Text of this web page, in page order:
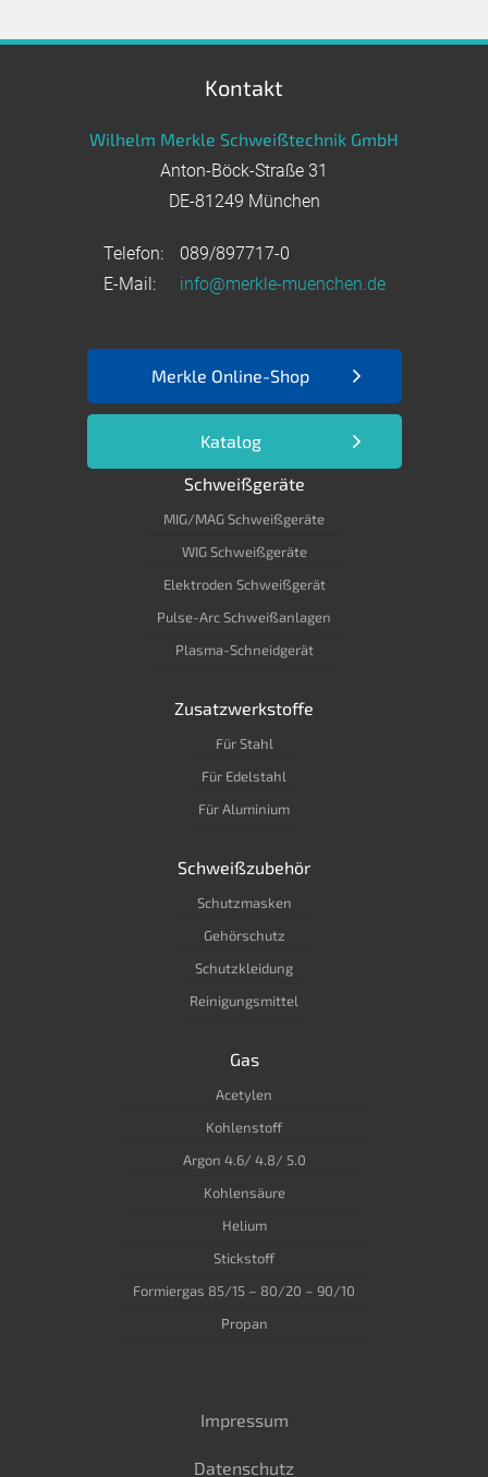
Kontakt
Wilhelm Merkle Schweißtechnik GmbH
Anton-Böck-Straße 31
DE-81249 München
Telefon:
089/897717-0
E-Mail:
info@merkle-muenchen.de
Merkle Online-Shop
Katalog
Schweißgeräte
MIG/MAG Schweißgeräte
WIG Schweißgeräte
Elektroden Schweißgerät
Pulse-Arc Schweißanlagen
Plasma-Schneidgerät
Zusatzwerkstoffe
Für Stahl
Für Edelstahl
Für Aluminium
Schweißzubehör
Schutzmasken
Gehörschutz
Schutzkleidung
Reinigungsmittel
Gas
Acetylen
Kohlenstoff
Argon 4.6/ 4.8/ 5.0
Kohlensäure
Helium
Stickstoff
Formiergas 85/15 – 80/20 – 90/10
Propan
Impressum
Datenschutz